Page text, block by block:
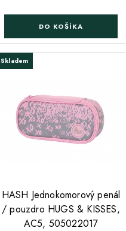
DO KOŠÍKA
Skladem
HASH Jednokomorový penál
/ pouzdro HUGS & KISSES,
AC5, 505022017